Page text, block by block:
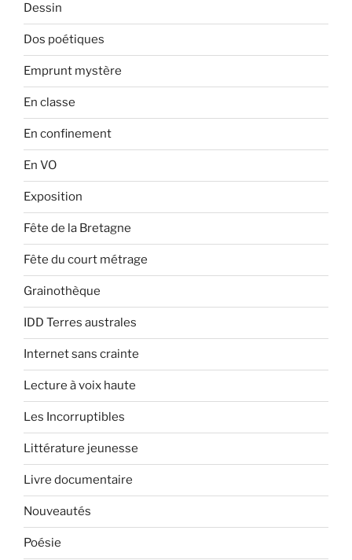
Dessin
Dos poétiques
Emprunt mystère
En classe
En confinement
En VO
Exposition
Fête de la Bretagne
Fête du court métrage
Grainothèque
IDD Terres australes
Internet sans crainte
Lecture à voix haute
Les Incorruptibles
Littérature jeunesse
Livre documentaire
Nouveautés
Poésie